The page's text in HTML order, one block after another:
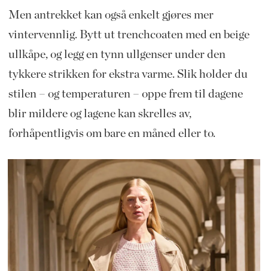
Men antrekket kan også enkelt gjøres mer
vintervennlig. Bytt ut trenchcoaten med en beige
ullkåpe, og legg en tynn ullgenser under den
tykkere strikken for ekstra varme. Slik holder du
stilen – og temperaturen – oppe frem til dagene
blir mildere og lagene kan skrelles av,
forhåpentligvis om bare en måned eller to.